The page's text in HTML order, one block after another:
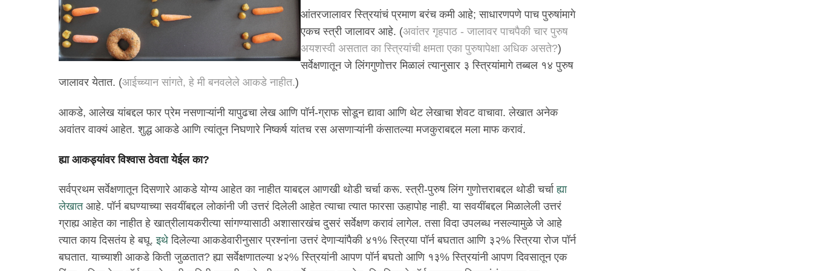
आंतरजालावर स्त्रियांचं प्रमाण बरंच कमी आहे; साधारणपणे पाच पुरुषांमागे
एकच स्त्री जालावर आहे. (अवांतर गृहपाठ - जालावर पाचपैकी चार पुरुष
अयशस्वी असतात का स्त्रियांची क्षमता एका पुरुषापेक्षा अधिक असते?)
सर्वेक्षणातून जे लिंगगुणोत्तर मिळालं त्यानुसार ३ स्त्रियांमागे तब्बल १४ पुरुष
जालावर येतात. (आईच्च्यान सांगते, हे मी बनवलेले आकडे नाहीत.)
आकडे, आलेख यांबद्दल फार प्रेम नसणाऱ्यांनी यापुढचा लेख आणि पॉर्न-ग्राफ सोडून द्यावा आणि थेट लेखाचा शेवट वाचावा. लेखात अनेक
अवांतर वाक्यं आहेत. शुद्ध आकडे आणि त्यांतून निघणारे निष्कर्ष यांतच रस असणाऱ्यांनी कंसातल्या मजकुराबद्दल मला माफ करावं.
ह्या आकड्यांवर विश्वास ठेवता येईल का?
सर्वप्रथम सर्वेक्षणातून दिसणारे आकडे योग्य आहेत का नाहीत याबद्दल आणखी थोडी चर्चा करू. स्त्री-पुरुष लिंग गुणोत्तराबद्दल थोडी चर्चाह्या
लेखातआहे. पॉर्न बघण्याच्या सवयींबद्दल लोकांनी जी उत्तरं दिलेली आहेत त्याचा त्यात फारसा ऊहापोह नाही. या सवयींबद्दल मिळालेली उत्तरं
ग्राह्य आहेत का नाहीत हे खात्रीलायकरीत्या सांगण्यासाठी अशासारखंच दुसरं सर्वेक्षण करावं लागेल. तसा विदा उपलब्ध नसल्यामुळे जे आहे
त्यात काय दिसतंय हे बघू.इथे दिलेल्या आकडेवारीनुसार प्रश्नांना उत्तरं देणाऱ्यांपैकी ४१% स्त्रिया पॉर्न बघतात आणि ३२% स्त्रिया रोज पॉर्न
बघतात. याच्याशी आकडे किती जुळतात? ह्या सर्वेक्षणातल्या ४२% स्त्रियांनी आपण पॉर्न बघतो आणि १३% स्त्रियांनी आपण दिवसातून एक